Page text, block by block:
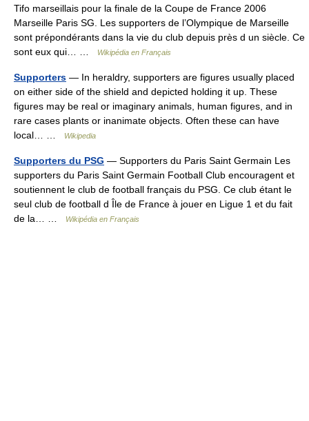
Tifo marseillais pour la finale de la Coupe de France 2006
Marseille Paris SG. Les supporters de l’Olympique de Marseille
sont prépondérants dans la vie du club depuis près d un siècle. Ce
sont eux qui… …
Wikipédia en Français
Supporters — In heraldry, supporters are figures usually placed
on either side of the shield and depicted holding it up. These
figures may be real or imaginary animals, human figures, and in
rare cases plants or inanimate objects. Often these can have
local… …
Wikipedia
Supporters du PSG — Supporters du Paris Saint Germain Les
supporters du Paris Saint Germain Football Club encouragent et
soutiennent le club de football français du PSG. Ce club étant le
seul club de football d Île de France à jouer en Ligue 1 et du fait
de la… …
Wikipédia en Français